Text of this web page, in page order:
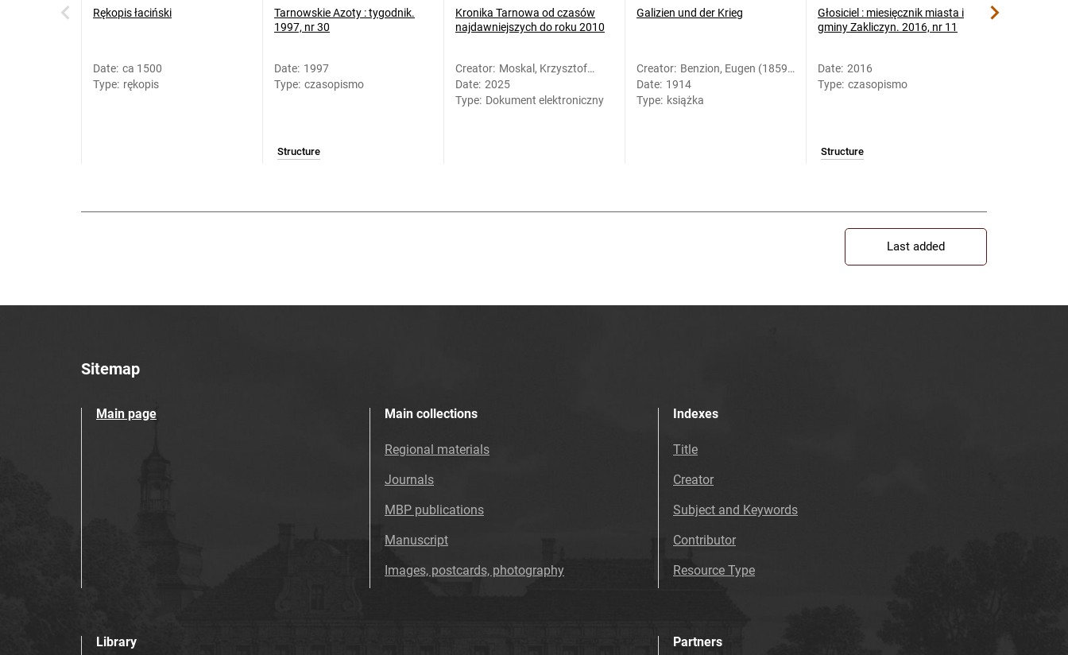
Rękopis łaciński
Date: ca 1500
Type: rękopis
Tarnowskie Azoty : tygodnik.
1997, nr 30
Date: 1997
Type: czasopismo
Structure
Kronika Tarnowa od czasów
najdawniejszych do roku 2010
Creator: Moskal, Krzysztof
(1968- )
Date: 2025
Type: Dokument elektroniczny
Galizien und der Krieg
Creator: Benzion, Eugen (1859-
1940)
Date: 1914
Type: książka
Głosiciel : miesięcznik miasta i
gminy Zakliczyn. 2016, nr 11
Date: 2016
Type: czasopismo
Structure
Zeszyty
Last added
Sitemap
Main page Main collections
Regional materials
Journals
MBP publications
Manuscript
Images, postcards, photography
Indexes
Title
Creator
Subject and Keywords
Contributor
Resource Type
Library Partners